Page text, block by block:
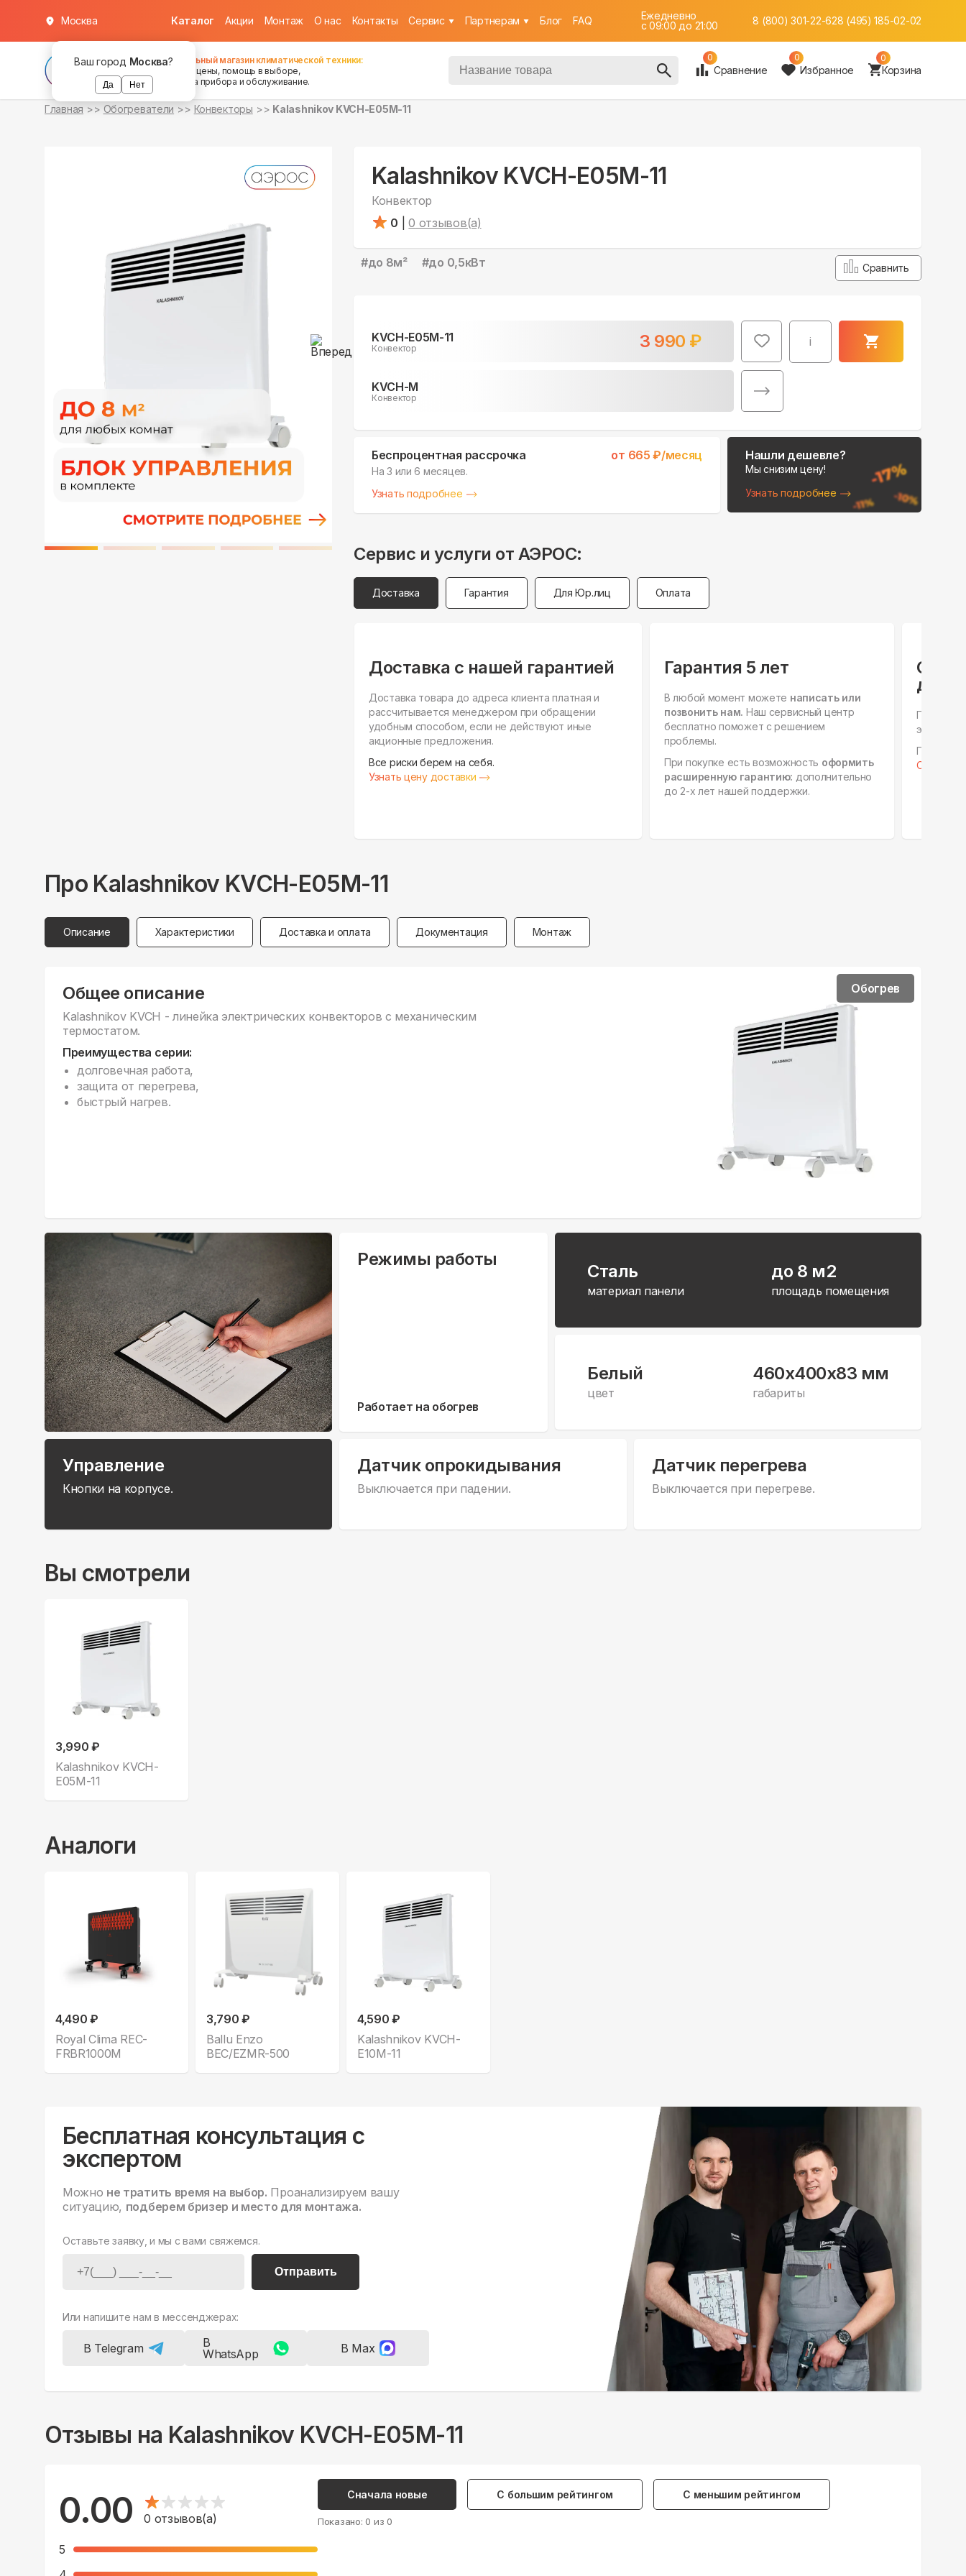
Ваш город Москва?
Да Нет
Москва Каталог Акции Монтаж О нас Контакты Cервис Партнерам Блог FAQ
Ежедневно
c 09:00 до 21:00
8 (800) 301-22-628 (495) 185-02-02
Федеральный магазин климатической техники:
хорошие цены, помощь в выборе,
установка прибора и обслуживание.
0
Сравнение
0
Избранное
0
Корзина
Главная Обогреватели Конвекторы Kalashnikov KVCH-E05M-11
Kalashnikov KVCH-E05M-11
Конвектор
0
0 отзывов(а)
#до 8м² #до 0,5кВт Сравнить
KVCH-E05M-11
Конвектор 3 990 ₽ i
уточняйте
KVCH-M
Конвектор
уточняйте
Беспроцентная рассрочка от 665 ₽/месяц
На 3 или 6 месяцев.
Узнать подробнее
Нашли дешевле?
Мы снизим цену!
Узнать подробнее
Сервис и услуги от АЭРОС:
Доставка Гарантия Для Юр.лиц Оплата
Доставка с нашей гарантией
Доставка товара до адреса клиента платная и
рассчитывается менеджером при обращении
удобным способом, если не действуют иные
акционные предложения.
Все риски берем на себя.
Узнать цену доставки
Гарантия 5 лет
В любой момент можете написать или
позвонить нам. Наш сервисный центр
бесплатно поможет с решением
проблемы.
При покупке есть возможность оформить
расширенную гарантию: дополнительно
до 2-х лет нашей поддержки.
для
этапах,
Готовы к
Про Kalashnikov KVCH-E05M-11
Описание Характеристики Доставка и оплата Документация Монтаж
Общее описание
Kalashnikov KVCH - линейка электрических конвекторов c механическим
термостатом.
Преимущества серии:
долговечная работа,
защита от перегрева,
быстрый нагрев.
Обогрев
Режимы работы
Работает на обогрев
Сталь
материал панели
до 8 м2
площадь помещения
Белый
цвет
460x400x83 мм
габариты
Управление
Кнопки на корпусе.
Датчик опрокидывания
Выключается при падении.
Датчик перегрева
Выключается при перегреве.
Вы смотрели
3,990 ₽
Kalashnikov KVCH-
E05M-11
Аналоги
4,490 ₽
Royal Clima REC-
FRBR1000M
3,790 ₽
Ballu Enzo
BEC/EZMR-500
4,590 ₽
Kalashnikov KVCH-
E10M-11
Бесплатная консультация с
экспертом
Можно не тратить время на выбор. Проанализируем вашу
ситуацию, подберем бризер и место для монтажа.
Оставьте заявку, и мы с вами свяжемся.
Отправить
Или напишите нам в мессенджерах:
В Telegram
В
WhatsApp
В Max
Отзывы на Kalashnikov KVCH-E05M-11
0.00 0 отзывов(а)
5
Сначала новые С большим рейтингом С меньшим рейтингом
Показано: 0 из 0